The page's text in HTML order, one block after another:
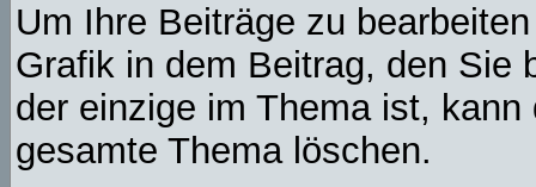
Um Ihre Beiträge zu
Grafik in dem Beitrag, den Sie
der einzige im Thema ist,
gesamte Thema löschen.